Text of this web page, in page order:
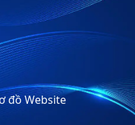
đồ Website